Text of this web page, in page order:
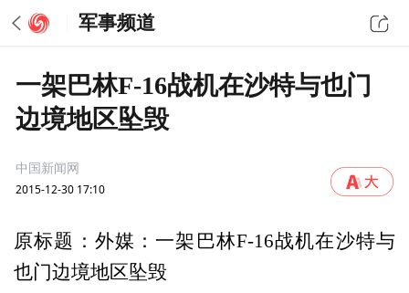
军事频道
一架巴林F-16战机在沙特与也门
边境地区坠毁
中国新闻网
2015-12-30 17:10
原标题：外媒：一架巴林F-16战机在沙特与
也门边境地区坠毁